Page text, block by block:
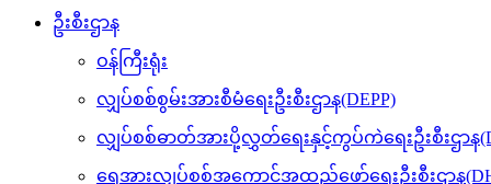
ဦးစီးဌာန
ဝန်ကြီးရုံး
လျှပ်စစ်စွမ်းအားစီမံရေးဦးစီးဌာန(DEPP)
လျှပ်စစ်ဓာတ်အားပို့လွှတ်ရေးနှင့်ကွပ်ကဲရေးဦးစီးဌာန
ရေအားလျှပ်စစ်အကောင်အထည်ဖော်ရေးဦးစီးဌာန